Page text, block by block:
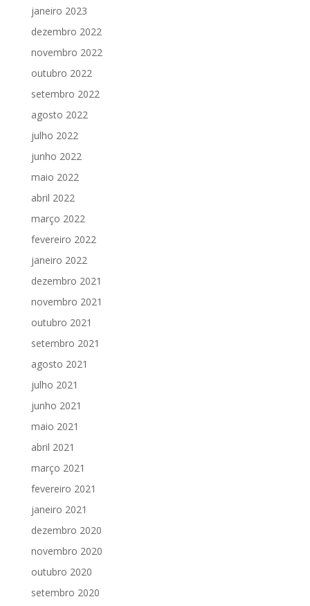
janeiro 2023
dezembro 2022
novembro 2022
outubro 2022
setembro 2022
agosto 2022
julho 2022
junho 2022
maio 2022
abril 2022
março 2022
fevereiro 2022
janeiro 2022
dezembro 2021
novembro 2021
outubro 2021
setembro 2021
agosto 2021
julho 2021
junho 2021
maio 2021
abril 2021
março 2021
fevereiro 2021
janeiro 2021
dezembro 2020
novembro 2020
outubro 2020
setembro 2020